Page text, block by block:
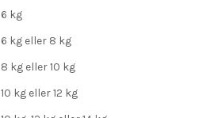
6 kg
6 kg eller 8 kg
8 kg eller 10 kg
10 kg eller 12 kg